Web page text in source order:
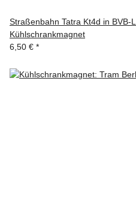
Straßenbahn Tatra Kt4d in BVB-
Kühlschrankmagnet
6,50 € *